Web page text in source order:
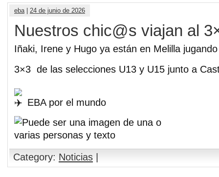
eba | 24 de junio de 2026
Nuestros chic@s viajan al
Iñaki, Irene y Hugo ya están en Melilla
3×3 de las selecciones U13 y U15 junto a
EBA por el mundo
Category: Noticias |